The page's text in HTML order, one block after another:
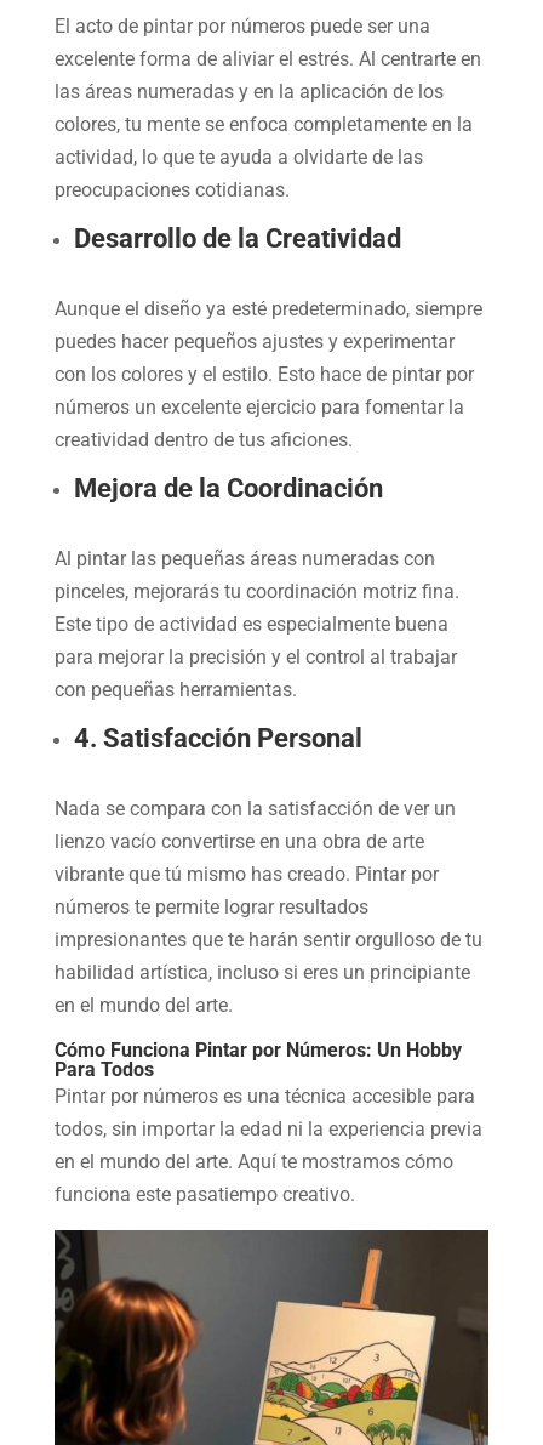
El acto de pintar por números puede ser una
excelente forma de aliviar el estrés. Al centrarte en
las áreas numeradas y en la aplicación de los
colores, tu mente se enfoca completamente en la
actividad, lo que te ayuda a olvidarte de las
preocupaciones cotidianas.
Desarrollo de la Creatividad
Aunque el diseño ya esté predeterminado, siempre
puedes hacer pequeños ajustes y experimentar
con los colores y el estilo. Esto hace de pintar por
números un excelente ejercicio para fomentar la
creatividad dentro de tus aficiones.
Mejora de la Coordinación
Al pintar las pequeñas áreas numeradas con
pinceles, mejorarás tu coordinación motriz fina.
Este tipo de actividad es especialmente buena
para mejorar la precisión y el control al trabajar
con pequeñas herramientas.
4. Satisfacción Personal
Nada se compara con la satisfacción de ver un
lienzo vacío convertirse en una obra de arte
vibrante que tú mismo has creado. Pintar por
números te permite lograr resultados
impresionantes que te harán sentir orgulloso de tu
habilidad artística, incluso si eres un principiante
en el mundo del arte.
Cómo Funciona Pintar por Números: Un Hobby
Para Todos
Pintar por números es una técnica accesible para
todos, sin importar la edad ni la experiencia previa
en el mundo del arte. Aquí te mostramos cómo
funciona este pasatiempo creativo.